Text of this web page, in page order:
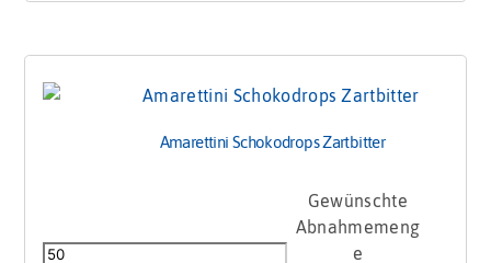
Amarettini Schokodrops Zartbitter
Zartbitter